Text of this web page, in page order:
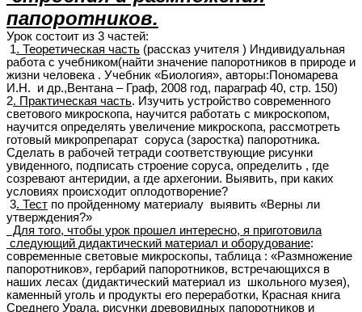
папоротников.
Урок состоит из 3 частей:
1. Теоретическая часть (рассказ учителя ) Индивидуальная
работа с учебником(найти значение папоротников в природе и
жизни человека . Учебник «Биология», авторы:Пономарева
И.Н. и др.,Вентана – Граф, 2008 год, параграф 40, стр. 150)
2. Практическая часть. Изучить устройство современного
светового микроскопа, научится работать с микроскопом,
научится определять увеличение микроскопа, рассмотреть
готовый микропрепарат соруса (заростка) папоротника.
Сделать в рабочей тетради соответствующие рисунки
увиденного, подписать строение соруса, определить , где
созревают антеридии, а где архегонии. Выявить, при каких
условиях происходит оплодотворение?
3. Тест по пройденному материалу выявить «Верны ли
утверждения?»
Для того, чтобы урок прошел интересно, я приготовила
следующий дидактический материал и оборудование:
современные световые микроскопы, таблица : «Размножение
папоротников», гербарий папоротников, встречающихся в
наших лесах (дидактический материал из школьного музея),
каменный уголь и продукты его переработки, Красная книга
Среднего Урала, рисунки древовидных папоротников и